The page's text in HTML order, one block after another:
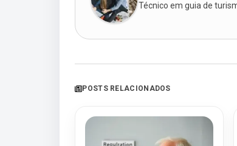
Técnico em guia de
POSTS RELACIONADOS